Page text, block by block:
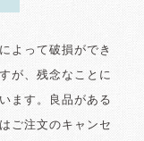
よって破損ができ
が、残念なことに
ます。良品がある
ご注文のキャンセ